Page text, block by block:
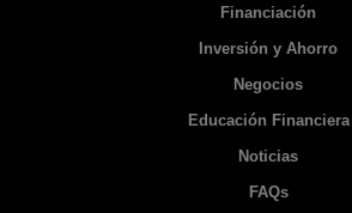
Financiación
Inversión y Ahorro
Negocios
Educación Financiera
Noticias
FAQs